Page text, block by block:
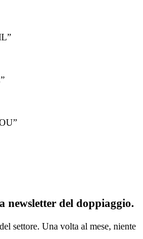
”
”
”
newsletter del doppiaggio.
settore. Una volta al mese, niente